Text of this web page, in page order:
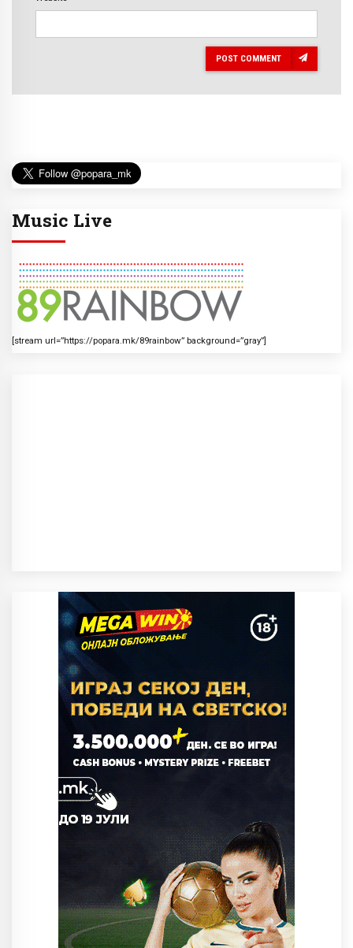
POST COMMENT
Music Live
[stream url=”https://popara.mk/89rainbow” background=”gray”]